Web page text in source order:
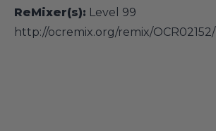
ReMixer(s): Level 99
http://ocremix.org/remix/OCR02152/